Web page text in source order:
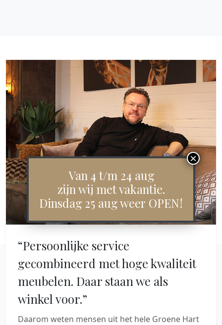
“Persoonlijke service
gecombineerd met hoge kwaliteit
meubelen. Daar staan we als
winkel voor.”
Daarom weten mensen uit het hele Groene Hart
Van 4 t/m 24 aug
zijn wij met vakantie.
Dinsdag 25 aug weer OPEN!